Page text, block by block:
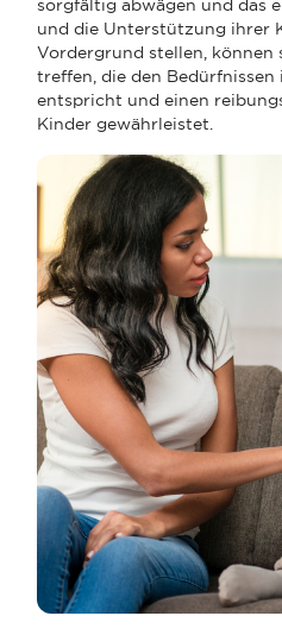
sorgfältig abwägen und das
und die Unterstützung ihrer
Vordergrund stellen, können
treffen, die den Bedürfnissen
entspricht und einen
Kinder gewährleistet.